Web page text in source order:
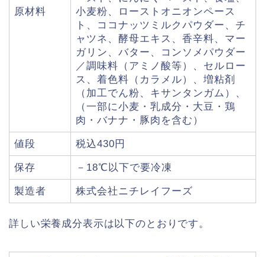
原材料
小麦粉、ローストオニオンペース
ト、ココナッツミルクパウダー、チ
ャツネ、酵母エキス、香辛料、マー
ガリン、バター、コンソメパウダー
／調味料（アミノ酸等）、セルロー
ス、着色料（カラメル）、増粘剤
（加工でん粉、キサンタンガム）、
（一部に小麦・乳成分・大豆・鶏
肉・バナナ・豚肉を含む）
値段 税込430円
保存 －18℃以下で要冷凍
製造者 株式会社ニチレイフーズ
詳しい栄養成分表示は以下のとおりです。